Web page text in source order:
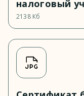
налоговый
2138 Кб